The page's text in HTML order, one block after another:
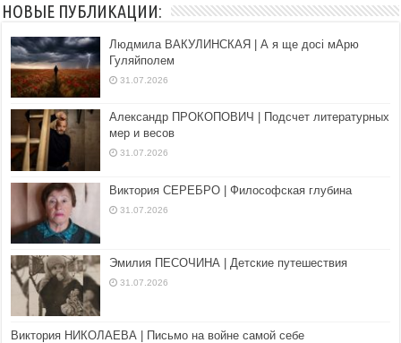
НОВЫЕ ПУБЛИКАЦИИ:
Людмила ВАКУЛИНСКАЯ | А я ще досі мАрю
Гуляйполем
31.07.2026
Александр ПРОКОПОВИЧ | Подсчет литературных
мер и весов
31.07.2026
Виктория СЕРЕБРО | Философская глубина
31.07.2026
Эмилия ПЕСОЧИНА | Детские путешествия
31.07.2026
Виктория НИКОЛАЕВА | Письмо на войне самой себе